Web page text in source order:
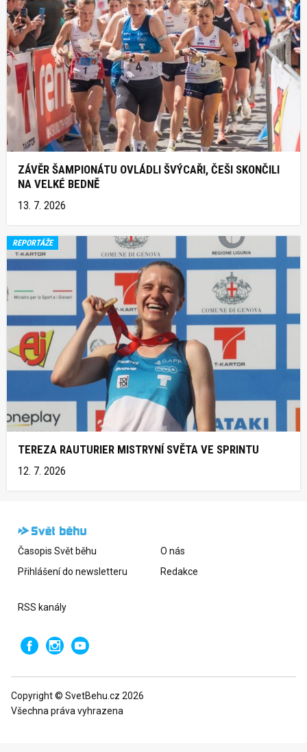
ZÁVĚR ŠAMPIONÁTU OVLÁDLI ŠVÝCAŘI, ČEŠI SKONČILI
NA VELKÉ BEDNĚ
13. 7. 2026
REPORTÁŽE
TEREZA RAUTURIER MISTRYNÍ SVĚTA VE SPRINTU
12. 7. 2026
Časopis Svět běhu
Přihlášení do newsletteru
O nás
Redakce
RSS kanály
Copyright © SvetBehu.cz 2026
Všechna práva vyhrazena